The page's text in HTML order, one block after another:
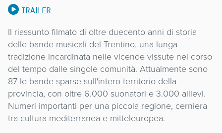
TRAILER
Il riassunto filmato di oltre duecento anni di storia
delle bande musicali del Trentino, una lunga
tradizione incardinata nelle vicende vissute nel corso
del tempo dalle singole comunità. Attualmente sono
87 le bande sparse sull'intero territorio della
provincia, con oltre 6.000 suonatori e 3.000 allievi.
Numeri importanti per una piccola regione, cerniera
tra cultura mediterranea e mitteleuropea.